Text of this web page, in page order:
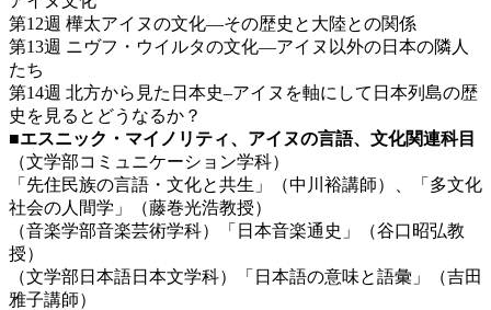
第12週 樺太アイヌの文化―その歴史と大陸との関係
第13週 ニヴフ・ウイルタの文化―アイヌ以外の日本の隣人
たち
第14週 北方から見た日本史–アイヌを軸にして日本列島の歴
史を見るとどうなるか？
■エスニック・マイノリティ、アイヌの言語、文化関連科目
（文学部コミュニケーション学科）
「先住民族の言語・文化と共生」（中川裕講師）、「多文化
社会の人間学」（藤巻光浩教授）
（音楽学部音楽芸術学科）「日本音楽通史」（谷口昭弘教
授）
（文学部日本語日本文学科）「日本語の意味と語彙」（吉田
雅子講師）